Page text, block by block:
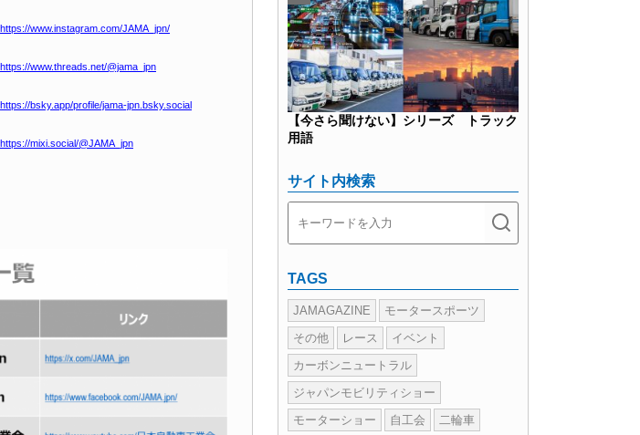
https://www.instagram.com/JAMA_jpn/
https://www.threads.net/@jama_jpn
https://bsky.app/profile/jama-jpn.bsky.social
https://mixi.social/@JAMA_jpn
【今さら聞けない】シリーズ トラック
用語
サイト内検索
TAGS
JAMAGAZINE
モータースポーツ
その他
レース
イベント
カーボンニュートラル
ジャパンモビリティショー
モーターショー
自工会
二輪車